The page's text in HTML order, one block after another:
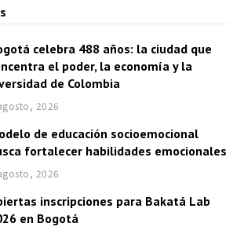
celebra 488 años: la ciudad que
el poder, la economía y la
de Colombia
2026
de educación socioemocional
fortalecer habilidades emocionales
2026
inscripciones para Bakatá Lab
en Bogotá